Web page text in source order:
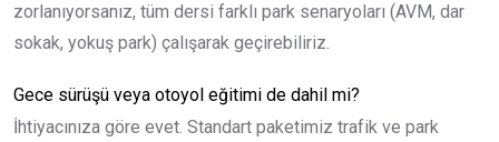
zorlanıyorsanız, tüm dersi farklı park senaryoları (AVM, dar
sokak, yokuş park) çalışarak geçirebiliriz.
Gece sürüşü veya otoyol eğitimi de dahil mi?
İhtiyacınıza göre evet. Standart paketimiz trafik ve park